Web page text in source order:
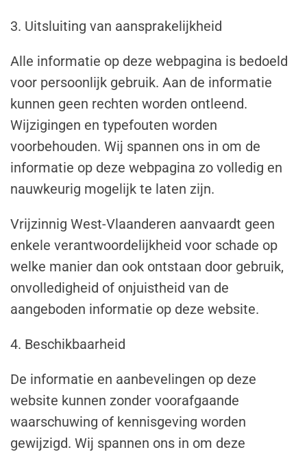
3. Uitsluiting van aansprakelijkheid
Alle informatie op deze webpagina is bedoeld
voor persoonlijk gebruik. Aan de informatie
kunnen geen rechten worden ontleend.
Wijzigingen en typefouten worden
voorbehouden. Wij spannen ons in om de
informatie op deze webpagina zo volledig en
nauwkeurig mogelijk te laten zijn.
Vrijzinnig West-Vlaanderen aanvaardt geen
enkele verantwoordelijkheid voor schade op
welke manier dan ook ontstaan door gebruik,
onvolledigheid of onjuistheid van de
aangeboden informatie op deze website.
4. Beschikbaarheid
De informatie en aanbevelingen op deze
website kunnen zonder voorafgaande
waarschuwing of kennisgeving worden
gewijzigd. Wij spannen ons in om deze